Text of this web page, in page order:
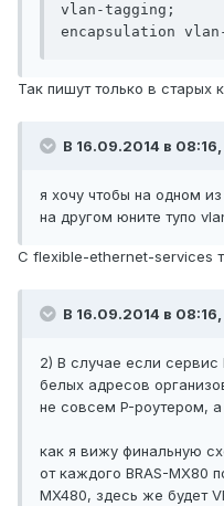
vlan-tagging;
Так пишут только в старых
В 16.09.2014 в
я хочу чтобы на одном
на другом юните тупо
C flexible-ethernet-services
В 16.09.2014 в
2) В случае если
белых адресов
не совсем P-роутером, а
как я вижу финальную
от каждого BRAS-MX80
MX480, здесь же будет